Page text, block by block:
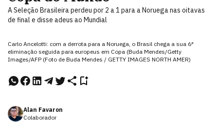
A Seleção Brasileira perdeu por 2 a 1 para a Noruega nas oitavas
de final e disse adeus ao Mundial
Carlo Ancelotti: com a derrota para a Noruega, o Brasil chega a sua 6ª
eliminação seguida para europeus em Copa (Buda Mendes/Getty
Images/AFP (Foto de Buda Mendes / GETTY IMAGES NORTH AMER)
Alan Favaron
Colaborador